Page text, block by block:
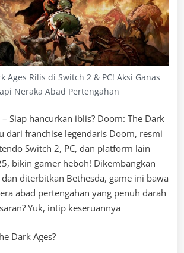
Ages Rilis di Switch 2 & PC! Aksi Ganas
Neraka Abad Pertengahan
– Siap hancurkan iblis? Doom: The Dark
dari franchise legendaris Doom, resmi
Switch 2, PC, dan platform lain
bikin gamer heboh! Dikembangkan
diterbitkan Bethesda, game ini bawa
abad pertengahan yang penuh darah
Yuk, intip keseruannya
Dark Ages?